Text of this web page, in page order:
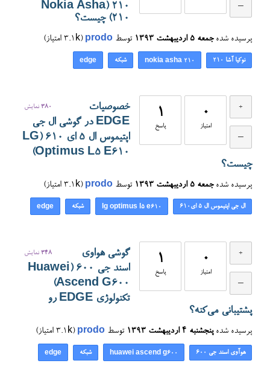
۲۱۰ (Nokia Asha
210) چیست؟
پرسیده شده جمعه ۵ اردیبهشت ۱۳۹۳ توسط prodo
(
3.1k امتیاز)
نوکیا آشا ۲۱۰ nokia asha 210 شبکه edge
0
امتیاز
1
پاسخ
380 نمایش
خصوصیات
EDGE در گوشی ال جی
اپتیموس ال ۵ ای ۶۱۰ (LG
Optimus L5 E610)
چیست؟
پرسیده شده جمعه ۵ اردیبهشت ۱۳۹۳ توسط prodo
(
3.1k امتیاز)
ال جی اپتیموس ال ۵ ای۶۱۰ lg optimus l5 e610 شبکه edge
0
امتیاز
1
پاسخ
348 نمایش
گوشی هواوی
اسند جی ۶۰۰ (Huawei
Ascend G600)
تکنولوژی EDGE رو
پشتیبانی می‌کنه؟
پرسیده شده پنجشنبه ۴ اردیبهشت ۱۳۹۳ توسط prodo
(
3.1k امتیاز)
هوآوی اسند جی ۶۰۰ huawei ascend g600 شبکه edge